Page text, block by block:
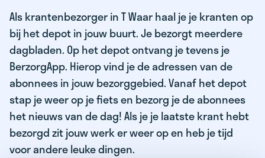
Als krantenbezorger in T Waar haal je je kranten op
bij het depot in jouw buurt. Je bezorgt meerdere
dagbladen. Op het depot ontvang je tevens je
BerzorgApp. Hierop vind je de adressen van de
abonnees in jouw bezorggebied. Vanaf het depot
stap je weer op je fiets en bezorg je de abonnees
het nieuws van de dag! Als je je laatste krant hebt
bezorgd zit jouw werk er weer op en heb je tijd
voor andere leuke dingen.